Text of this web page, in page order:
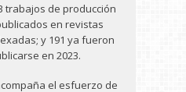
trabajos de producción
en revistas
y 191 ya fueron
en 2023.
el esfuerzo de